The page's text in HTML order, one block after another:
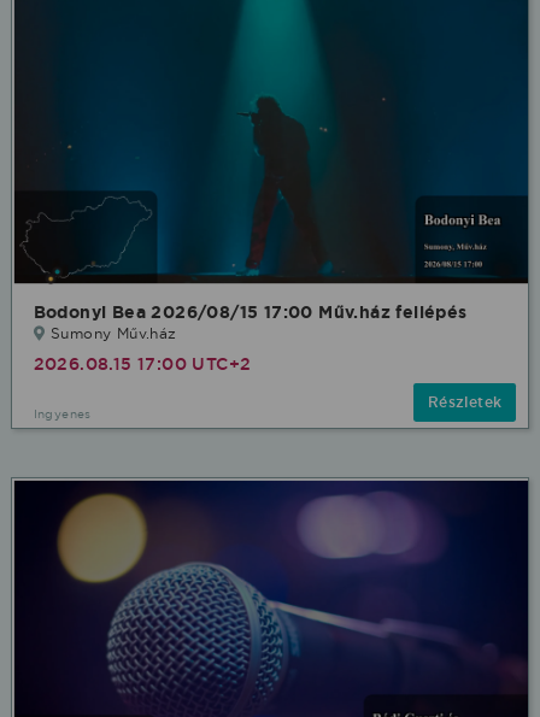
Bodonyi Bea 2026/08/15 17:00 Műv.ház fellépés
Sumony Műv.ház
2026.08.15 17:00 UTC+2
Ingyenes
Részletek